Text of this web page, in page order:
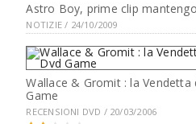
Astro Boy, prime clip
NOTIZIE / 24/10/2009
Wallace & Gromit : la
Game
RECENSIONI DVD / 20/03/2006